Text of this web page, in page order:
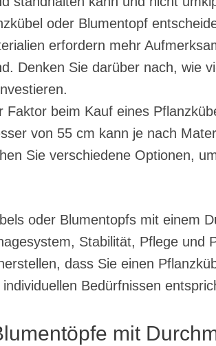
oder Blumentopf
erfordern mehr
Denken Sie darüber nach, wie
beim Kauf eines
von 55 cm kann je nach
Sie verschiedene Optionen,
oder Blumentopfs mit einem
Stabilität, Pflege und
dass Sie einen
Bedürfnissen
mit